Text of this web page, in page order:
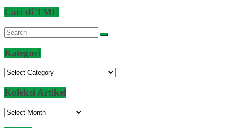
Cari di TME
Kategori
Kategori
Koleksi Artikel
Koleksi